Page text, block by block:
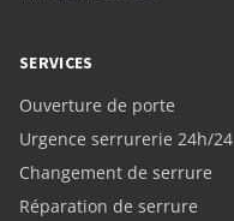
SERVICES
Ouverture de porte
Urgence serrurerie 24h/24
Changement de serrure
Réparation de serrure